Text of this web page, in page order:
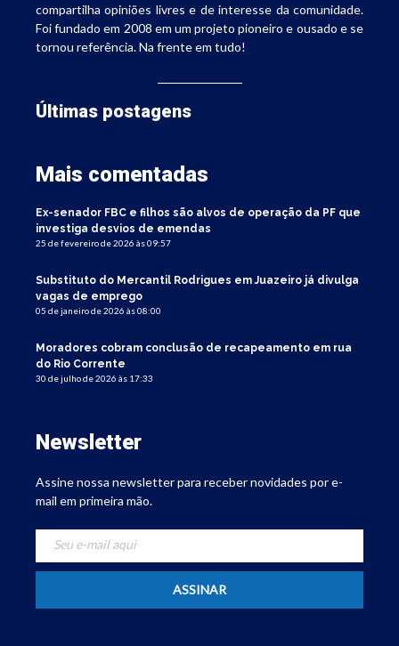
compartilha opiniões livres e de interesse da comunidade.
Foi fundado em 2008 em um projeto pioneiro e ousado e se
tornou referência. Na frente em tudo!
Últimas postagens
Mais comentadas
Ex-senador FBC e filhos são alvos de operação da PF que
investiga desvios de emendas
25 de fevereiro de 2026 às 09:57
Substituto do Mercantil Rodrigues em Juazeiro já divulga
vagas de emprego
05 de janeiro de 2026 às 08:00
Moradores cobram conclusão de recapeamento em rua
do Rio Corrente
30 de julho de 2026 às 17:33
Newsletter
Assine nossa newsletter para receber novidades por e-
mail em primeira mão.